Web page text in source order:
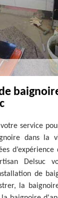
service
dans la
Delsuc
de
la